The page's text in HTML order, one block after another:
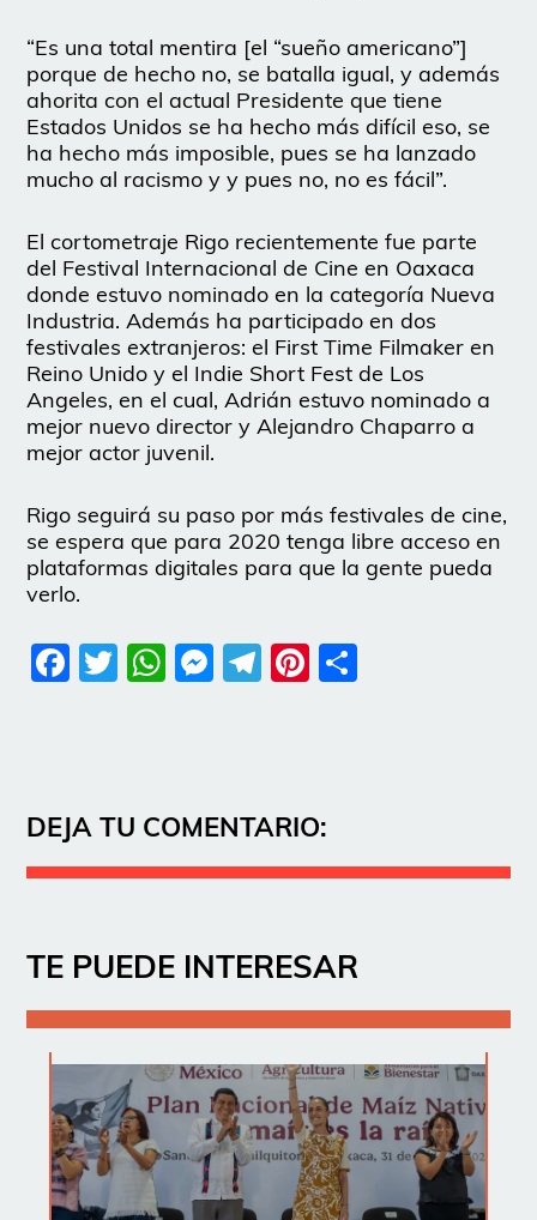
“Es una total mentira [el “sueño americano”]
porque de hecho no, se batalla igual, y además
ahorita con el actual Presidente que tiene
Estados Unidos se ha hecho más difícil eso, se
ha hecho más imposible, pues se ha lanzado
mucho al racismo y y pues no, no es fácil”.
El cortometraje Rigo recientemente fue parte
del Festival Internacional de Cine en Oaxaca
donde estuvo nominado en la categoría Nueva
Industria. Además ha participado en dos
festivales extranjeros: el First Time Filmaker en
Reino Unido y el Indie Short Fest de Los
Angeles, en el cual, Adrián estuvo nominado a
mejor nuevo director y Alejandro Chaparro a
mejor actor juvenil.
Rigo seguirá su paso por más festivales de cine,
se espera que para 2020 tenga libre acceso en
plataformas digitales para que la gente pueda
verlo.
Facebook
Twitter
WhatsApp
Messenger
Telegram
Pinterest
DEJA TU COMENTARIO:
TE PUEDE INTERESAR